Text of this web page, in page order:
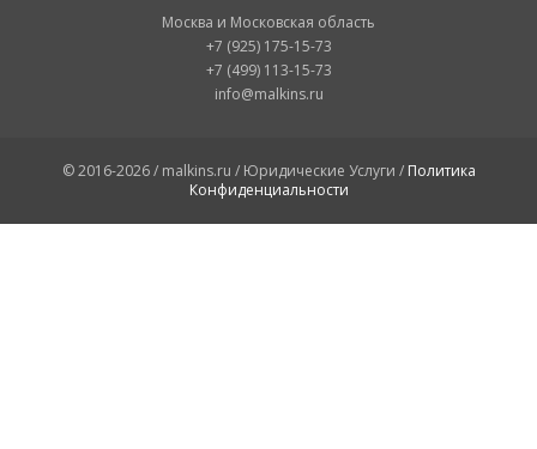
Москва и Московская область
+7 (925) 175-15-73
+7 (499) 113-15-73
info@malkins.ru
© 2016-2026 / malkins.ru / Юридические Услуги / Политика
Конфиденциальности